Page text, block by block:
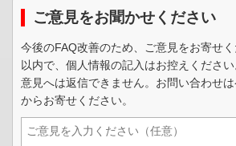
ご意見をお聞かせください
今後のFAQ改善のため、ご意見をお寄せ
以内で、個人情報の記入はお控えくださ
意見へは返信できません。お問い合わせ
からお寄せください。